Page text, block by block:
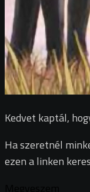
Kedvet kaptál,
Ha szeretnél
ezen a linken